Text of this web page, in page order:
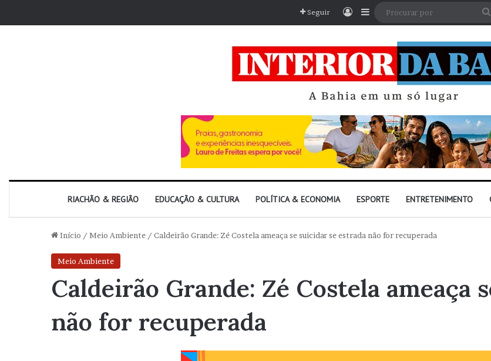
Seguir EntrarBarra Lateral
RIACHÃO & REGIÃO EDUCAÇÃO & CULTURA POLÍTICA & ECONOMIA ESPORTE ENTRETENIMENTO
Início / Meio Ambiente / Caldeirão Grande: Zé Costela ameaça se suicidar se estrada não for recuperada
Meio Ambiente
Caldeirão Grande: Zé Costela ameaça
não for recuperada